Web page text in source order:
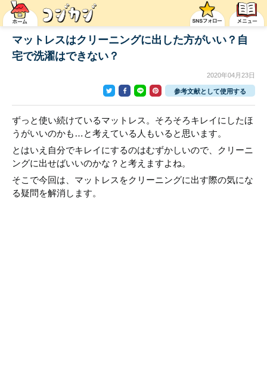
マットレスはクリーニングに出した方がいい？自
宅で洗濯はできない？
2020年04月23日
参考文献として使用する
ずっと使い続けているマットレス。そろそろキレイにしたほ
うがいいのかも…と考えている人もいると思います。
とはいえ自分でキレイにするのはむずかしいので、クリーニ
ングに出せばいいのかな？と考えますよね。
そこで今回は、マットレスをクリーニングに出す際の気にな
る疑問を解消します。